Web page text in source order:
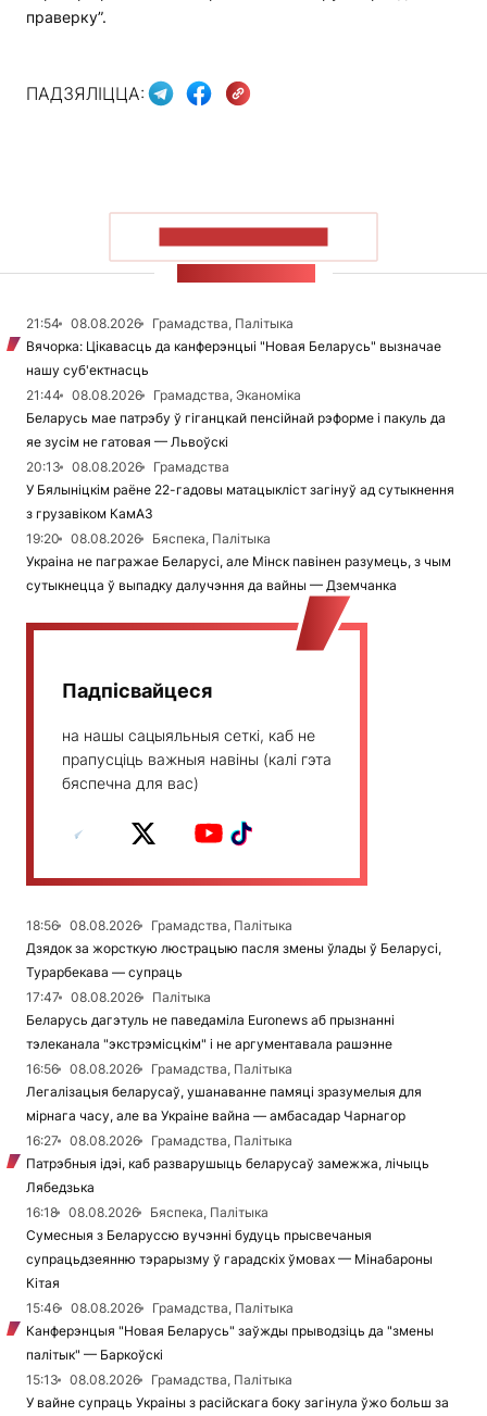
праверку”.
ПАДЗЯЛІЦЦА:
21:54 08.08.2026
Грамадства, Палітыка
Вячорка: Цікавасць да канферэнцыі "Новая Беларусь" вызначае
нашу суб'ектнасць
21:44
08.08.2026
Грамадства, Эканоміка
Беларусь мае патрэбу ў гіганцкай пенсійнай рэформе і пакуль да
яе зусім не гатовая — Львоўскі
20:13
08.08.2026
Грамадства
У Бялыніцкім раёне 22-гадовы матацыкліст загінуў ад сутыкнення
з грузавіком КамАЗ
19:20
08.08.2026
Бяспека, Палітыка
Украіна не пагражае Беларусі, але Мінск павінен разумець, з чым
сутыкнецца ў выпадку далучэння да вайны — Дземчанка
Падпісвайцеся
на нашы сацыяльныя сеткі, каб не
прапусціць важныя навіны (калі гэта
бяспечна для вас)
18:56 08.08.2026
Грамадства, Палітыка
Дзядок за жорсткую люстрацыю пасля змены ўлады ў Беларусі,
Турарбекава — супраць
17:47
08.08.2026
Палітыка
Беларусь дагэтуль не паведаміла Euronews аб прызнанні
тэлеканала "экстрэмісцкім" і не аргументавала рашэнне
16:56
08.08.2026
Грамадства, Палітыка
Легалізацыя беларусаў, ушанаванне памяці зразумелыя для
мірнага часу, але ва Украіне вайна — амбасадар Чарнагор
16:27
08.08.2026
Грамадства, Палітыка
Патрэбныя ідэі, каб разварушыць беларусаў замежжа, лічыць
Лябедзька
16:18
08.08.2026
Бяспека, Палітыка
Сумесныя з Беларуссю вучэнні будуць прысвечаныя
супрацьдзеянню тэрарызму ў гарадскіх ўмовах — Мінабароны
Кітая
15:46
08.08.2026
Грамадства, Палітыка
Канферэнцыя "Новая Беларусь" заўжды прыводзіць да "змены
палітык" — Баркоўскі
15:13
08.08.2026
Грамадства, Палітыка
У вайне супраць Украіны з расійскага боку загінула ўжо больш за